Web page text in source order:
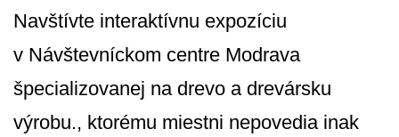
Navštívte interaktívnu expozíciu
v Návštevníckom centre Modrava
špecializovanej na drevo a drevársku
výrobu., ktorému miestni nepovedia inak